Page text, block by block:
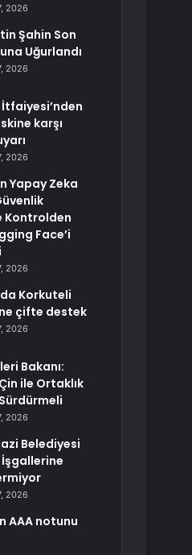
2026
Şahin Son
Uğurlandı
2026
karşı
2026
Yapay Zeka
Kontrolden
Face’i
2026
Korkuteli
çifte destek
2026
Bakanı:
ile Ortaklık
2026
Belediyesi
İşgallerine
2026
AAA notunu